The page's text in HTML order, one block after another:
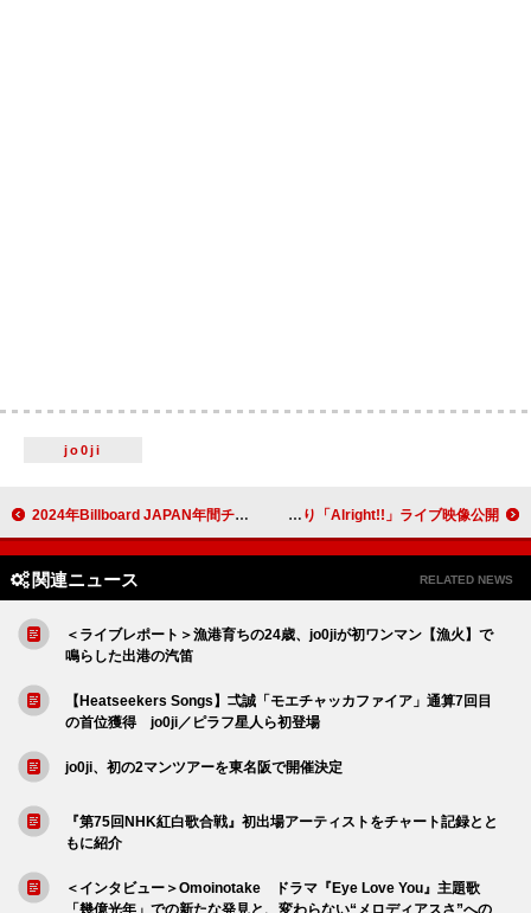
jo0ji
2024年Billboard JAPAN年間チャート発表、国／地域別チャートに台湾＆ドイツ追加、ミセス10周年“メガ”プラン発表：今週の邦楽まとめニュース Superfly、最新映像作品より「Alright!!」ライブ映像公開
関連ニュース RELATED NEWS
＜ライブレポート＞漁港育ちの24歳、jo0jiが初ワンマン【漁火】で
鳴らした出港の汽笛
【Heatseekers Songs】弌誠「モエチャッカファイア」通算7回目
の首位獲得 jo0ji／ピラフ星人ら初登場
jo0ji、初の2マンツアーを東名阪で開催決定
『第75回NHK紅白歌合戦』初出場アーティストをチャート記録とと
もに紹介
＜インタビュー＞Omoinotake ドラマ『Eye Love You』主題歌
「幾億光年」での新たな発見と、変わらない“メロディアスさ”への